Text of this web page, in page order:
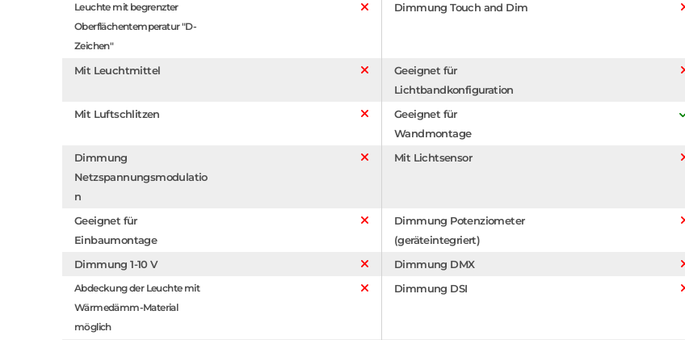
Leuchte mit begrenzter
Oberflächentemperatur "D-
Zeichen"
Dimmung Touch and Dim
Mit Leuchtmittel
Geeignet für
Lichtbandkonfiguration
Mit Luftschlitzen
Geeignet für
Wandmontage
Dimmung
Netzspannungsmodulatio
n
Mit Lichtsensor
Geeignet für
Einbaumontage
Dimmung Potenziometer
(geräteintegriert)
Dimmung 1-10 V
Dimmung DMX
Abdeckung der Leuchte mit
Wärmedämm-Material
möglich
Dimmung DSI